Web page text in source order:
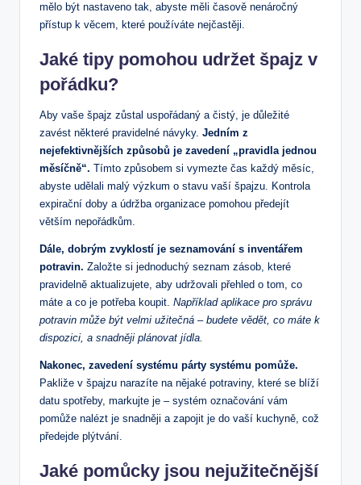
mělo být nastaveno tak, abyste měli časově nenáročný
přístup k věcem, které používáte nejčastěji.
Jaké tipy pomohou udržet špajz v
pořádku?
Aby vaše špajz zůstal uspořádaný a čistý, je důležité
zavést některé pravidelné návyky. Jedním z
nejefektivnějších způsobů je zavedení „pravidla jednou
měsíčně“. Tímto způsobem si vymezte čas každý měsíc,
abyste udělali malý výzkum o stavu vaší špajzu. Kontrola
expirační doby a údržba organizace pomohou předejít
větším nepořádkům.
Dále, dobrým zvyklostí je seznamování s inventářem
potravin. Založte si jednoduchý seznam zásob, které
pravidelně aktualizujete, aby udržovali přehled o tom, co
máte a co je potřeba koupit. Například aplikace pro správu
potravin může být velmi užitečná – budete vědět, co máte k
dispozici, a snadněji plánovat jídla.
Nakonec, zavedení systému párty systému pomůže.
Pakliže v špajzu narazíte na nějaké potraviny, které se blíží
datu spotřeby, markujte je – systém označování vám
pomůže nalézt je snadněji a zapojit je do vaší kuchyně, což
předejde plýtvání.
Jaké pomůcky jsou nejužitečnější